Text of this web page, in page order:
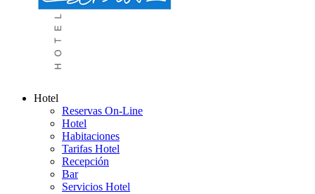
Hotel
Reservas On-Line
Hotel
Habitaciones
Tarifas Hotel
Recepción
Bar
Servicios Hotel